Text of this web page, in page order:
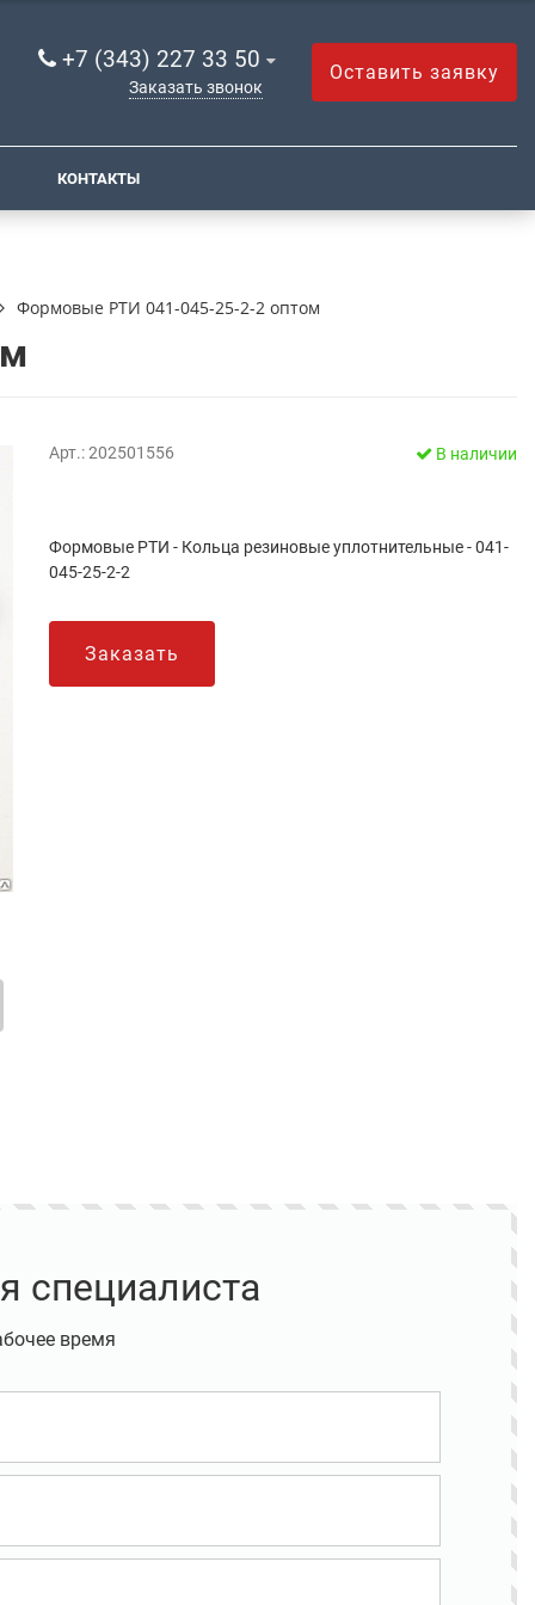
+7 (343) 227 33 50
Заказать звонок
Оставить заявку
КОНТАКТЫ
Формовые РТИ 041-045-25-2-2 оптом
Арт.: 202501556 В наличии
Формовые РТИ - Кольца резиновые уплотнительные - 041-
045-25-2-2
Заказать
специалиста
время